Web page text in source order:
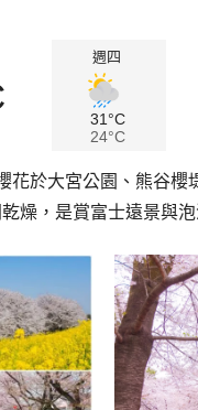
週四
31°C
24°C
花於大宮公園、熊谷
燥，是賞富士遠景與